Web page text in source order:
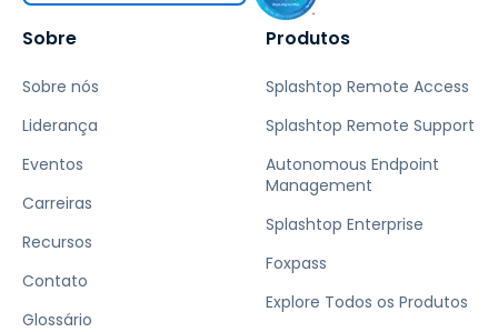
Sobre
Sobre nós
Liderança
Eventos
Carreiras
Recursos
Contato
Glossário
Produtos
Splashtop Remote Access
Splashtop Remote Support
Autonomous Endpoint
Management
Splashtop Enterprise
Foxpass
Explore Todos os Produtos